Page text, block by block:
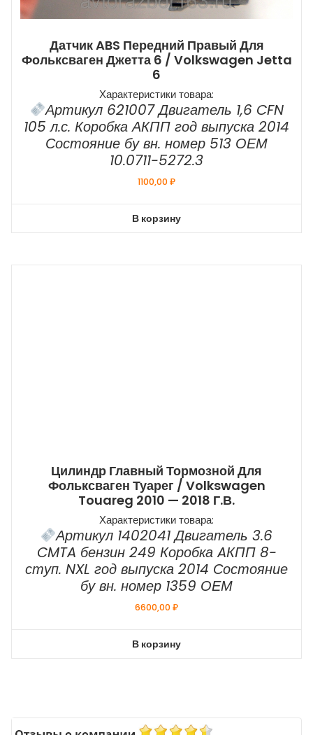
Датчик ABS Передний Правый Для
Фольксваген Джетта 6 / Volkswagen Jetta
6
Характеристики товара:
Артикул 621007 Двигатель 1,6 CFN
105 л.с. Коробка АКПП год выпуска 2014
Состояние бу вн. номер 513 ОЕМ
10.0711-5272.3
1100,00₽
В корзину
Цилиндр Главный Тормозной Для
Фольксваген Туарег / Volkswagen
Touareg 2010 — 2018 Г.в.
Характеристики товара:
Артикул 1402041 Двигатель 3.6
CMTA бензин 249 Коробка AКПП 8-
ступ. NXL год выпуска 2014 Состояние
бу вн. номер 1359 ОЕМ
6600,00₽
В корзину